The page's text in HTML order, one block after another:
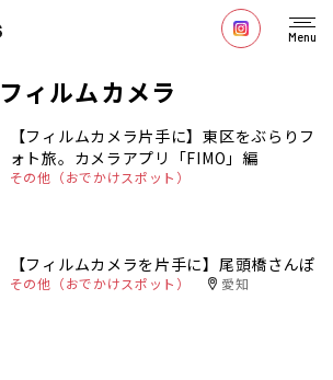
Menu
フィルムカメラ
【フィルムカメラ片手に】東区をぶらりフ
ォト旅。カメラアプリ「FIMO」編
その他（おでかけスポット）
【フィルムカメラを片手に】尾頭橋さんぽ
その他（おでかけスポット） 愛知